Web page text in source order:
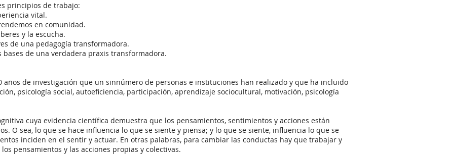
principios de trabajo:
vital.
en comunidad.
y la escucha.
de una pedagogía transformadora.
bases de una verdadera praxis transformadora.
años de investigación que un sinnúmero de personas e instituciones han realizado y que ha incluido
psicología social, autoeficiencia, participación, aprendizaje sociocultural, motivación, psicología
cuya evidencia científica demuestra que los pensamientos, sentimientos y acciones están
O sea, lo que se hace influencia lo que se siente y piensa; y lo que se siente, influencia lo que se
inciden en el sentir y actuar. En otras palabras, para cambiar las conductas hay que trabajar y
pensamientos y las acciones propias y colectivas.